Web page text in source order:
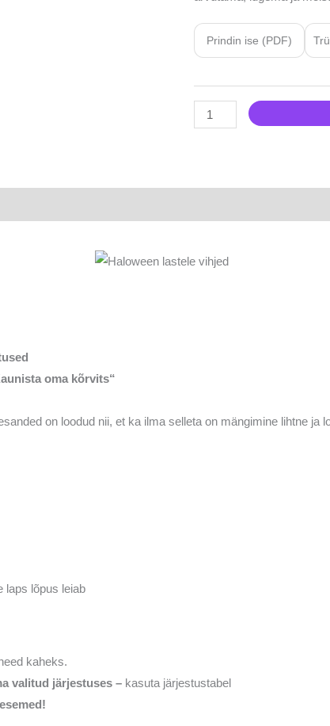
Prindin ise (PDF)
oma kõrvits“
on loodud nii, et ka ilma selleta on mängimine lihtne ja
laps lõpus leiab
kaheks.
valitud järjestuses – kasuta järjestustabel